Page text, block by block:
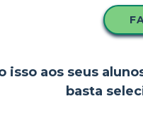
aos seus
basta